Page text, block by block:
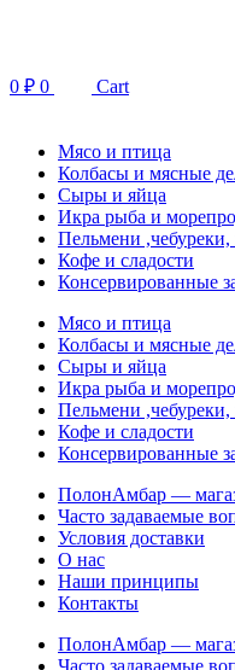
0 ₽ 0 Cart
Мясо и птица
Колбасы и мясные
Сыры и яйца
Икра рыба и
Пельмени
Кофе и сладости
Консервированные
Мясо и птица
Колбасы и мясные
Сыры и яйца
Икра рыба и
Пельмени
Кофе и сладости
Консервированные
ПолонАмбар —
Часто задаваемые
Условия доставки
О нас
Наши принципы
Контакты
ПолонАмбар —
Часто задаваемые